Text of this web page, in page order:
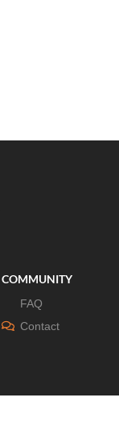
COMMUNITY
FAQ
Contact